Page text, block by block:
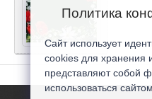
Политика
Сайт использует
cookies для
представляют собой
использоваться